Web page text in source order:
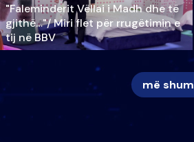
"Faleminderit Vëllai i Madh dhe të
gjithë…"/ Miri flet për rrugëtimin e
tij në BBV
më